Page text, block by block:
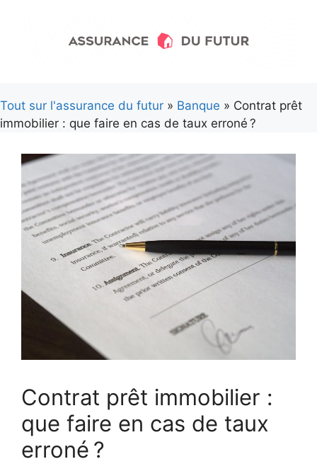
Tout sur l'assurance du futur » Banque » Contrat prêt
immobilier : que faire en cas de taux erroné ?
Contrat prêt immobilier :
que faire en cas de taux
erroné ?